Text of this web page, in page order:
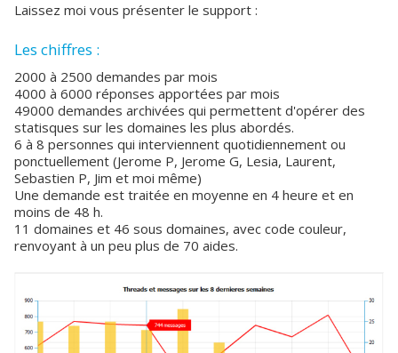
Laissez moi vous présenter le support :
Les chiffres :
2000 à 2500 demandes par mois
4000 à 6000 réponses apportées par mois
49000 demandes archivées qui permettent d'opérer des
statisques sur les domaines les plus abordés.
6 à 8 personnes qui interviennent quotidiennement ou
ponctuellement (Jerome P, Jerome G, Lesia, Laurent,
Sebastien P, Jim et moi même)
Une demande est traitée en moyenne en 4 heure et en
moins de 48 h.
11 domaines et 46 sous domaines, avec code couleur,
renvoyant à un peu plus de 70 aides.